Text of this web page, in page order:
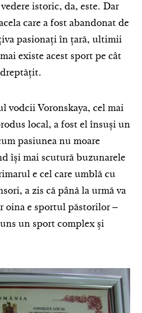
istoric, da, este. Dar
care a fost abandonat de
pasionați în țară, ultimii
existe acest sport pe cât
vodcii Voronskaya, cel mai
local, a fost el însuși un
pasiunea nu moare
își mai scutură buzunarele
e cel care umblă cu
a zis că până la urmă va
oina e sportul păstorilor ‒
un sport complex și